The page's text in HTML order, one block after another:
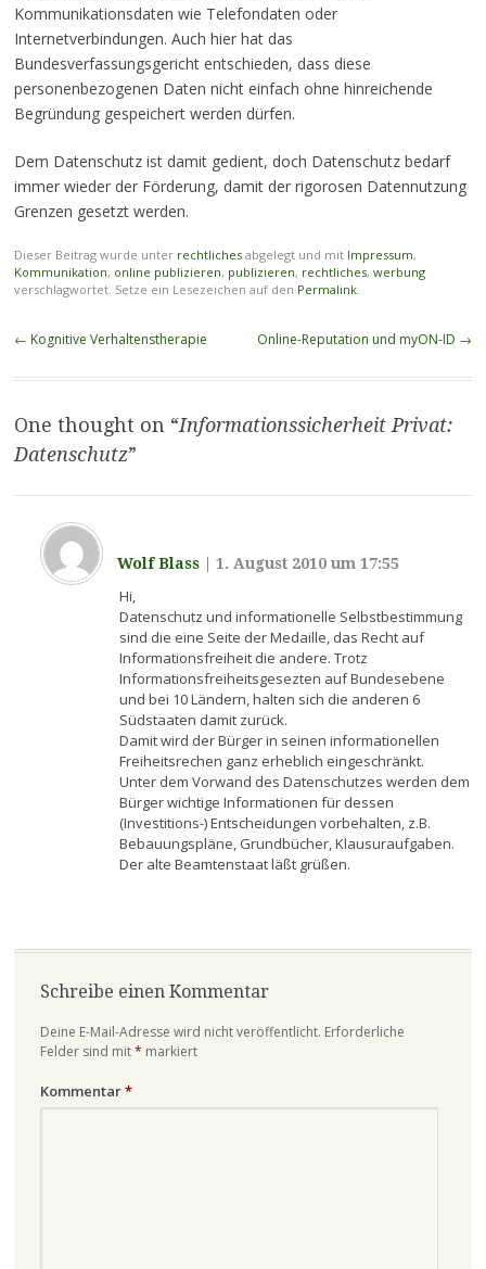
Kommunikationsdaten wie Telefondaten oder
Internetverbindungen. Auch hier hat das
Bundesverfassungsgericht entschieden, dass diese
personenbezogenen Daten nicht einfach ohne hinreichende
Begründung gespeichert werden dürfen.
Dem Datenschutz ist damit gedient, doch Datenschutz bedarf
immer wieder der Förderung, damit der rigorosen Datennutzung
Grenzen gesetzt werden.
Dieser Beitrag wurde unter rechtlichesabgelegt und mit Impressum,
Kommunikation, online publizieren, publizieren, rechtliches, werbung
verschlagwortet. Setze ein Lesezeichen auf den Permalink.
Beitragsnavigation
← Kognitive Verhaltenstherapie Online-Reputation und myON-ID →
One thought on “Informationssicherheit Privat:
Datenschutz”
Wolf Blass |1. August 2010 um 17:55
Hi,
Datenschutz und informationelle Selbstbestimmung
sind die eine Seite der Medaille, das Recht auf
Informationsfreiheit die andere. Trotz
Informationsfreiheitsgesezten auf Bundesebene
und bei 10 Ländern, halten sich die anderen 6
Südstaaten damit zurück.
Damit wird der Bürger in seinen informationellen
Freiheitsrechen ganz erheblich eingeschränkt.
Unter dem Vorwand des Datenschutzes werden dem
Bürger wichtige Informationen für dessen
(Investitions-) Entscheidungen vorbehalten, z.B.
Bebauungspläne, Grundbücher, Klausuraufgaben.
Der alte Beamtenstaat läßt grüßen.
Schreibe einen Kommentar
Deine E-Mail-Adresse wird nicht veröffentlicht. Erforderliche
Felder sind mit* markiert
Kommentar*